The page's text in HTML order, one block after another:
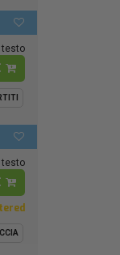
testo
testo